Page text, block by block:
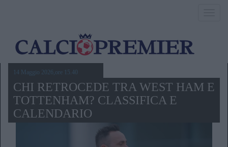
14 Maggio 2026,ore 15.40
CHI RETROCEDE TRA WEST HAM E
TOTTENHAM? CLASSIFICA E
CALENDARIO